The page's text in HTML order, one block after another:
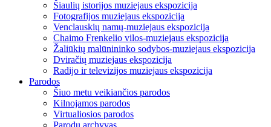
Šiaulių istorijos muziejaus ekspozicija
Fotografijos muziejaus ekspozicija
Venclauskių namų-muziejaus ekspozicija
Chaimo Frenkelio vilos-muziejaus ekspozicija
Žaliūkių malūnininko sodybos-muziejaus ekspozicija
Dviračių muziejaus ekspozicija
Radijo ir televizijos muziejaus ekspozicija
Parodos
Šiuo metu veikiančios parodos
Kilnojamos parodos
Virtualiosios parodos
Parodų archyvas